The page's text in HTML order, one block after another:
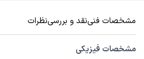
مشخصات فنینقد و بررسینظرات
مشخصات فیزیکی